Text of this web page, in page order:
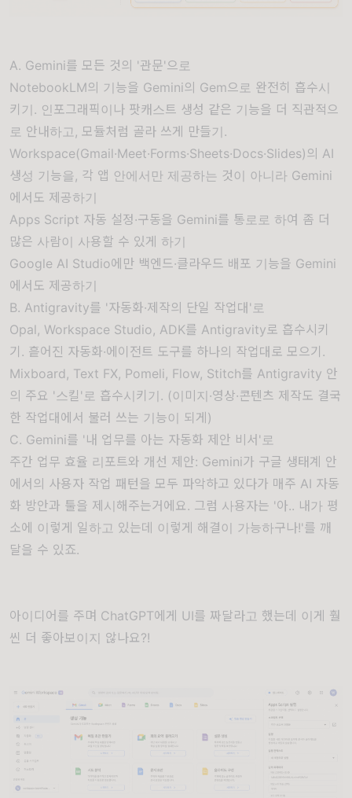
A. Gemini를 모든 것의 '관문'으로
NotebookLM의 기능을 Gemini의 Gem으로 완전히 흡수시
키기. 인포그래픽이나 팟캐스트 생성 같은 기능을 더 직관적으
로 안내하고, 모듈처럼 골라 쓰게 만들기.
Workspace(Gmail·Meet·Forms·Sheets·Docs·Slides)의 AI
생성 기능을, 각 앱 안에서만 제공하는 것이 아니라 Gemini
에서도 제공하기
Apps Script 자동 설정·구동을 Gemini를 통로로 하여 좀 더
많은 사람이 사용할 수 있게 하기
Google AI Studio에만 백엔드·클라우드 배포 기능을 Gemini
에서도 제공하기
B. Antigravity를 '자동화·제작의 단일 작업대'로
Opal, Workspace Studio, ADK를 Antigravity로 흡수시키
기. 흩어진 자동화·에이전트 도구를 하나의 작업대로 모으기.
Mixboard, Text FX, Pomeli, Flow, Stitch를 Antigravity 안
의 주요 '스킬'로 흡수시키기. (이미지·영상·콘텐츠 제작도 결국
한 작업대에서 불러 쓰는 기능이 되게)
C. Gemini를 '내 업무를 아는 자동화 제안 비서'로
주간 업무 효율 리포트와 개선 제안: Gemini가 구글 생태계 안
에서의 사용자 작업 패턴을 모두 파악하고 있다가 매주 AI 자동
화 방안과 툴을 제시해주는거에요. 그럼 사용자는 '아.. 내가 평
소에 이렇게 일하고 있는데 이렇게 해결이 가능하구나!'를 깨
달을 수 있죠.
아이디어를 주며 ChatGPT에게 UI를 짜달라고 했는데 이게 훨
씬 더 좋아보이지 않나요?!